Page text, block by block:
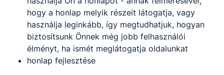
Balog Eszter
takarító
-
hogy a honlap melyik részeit látogatja, vagy
használja leginkább, így megtudhatjuk, hogyan
biztosítsunk Önnek még jobb felhasználói
élményt, ha ismét meglátogatja oldalunkat
honlap fejlesztése